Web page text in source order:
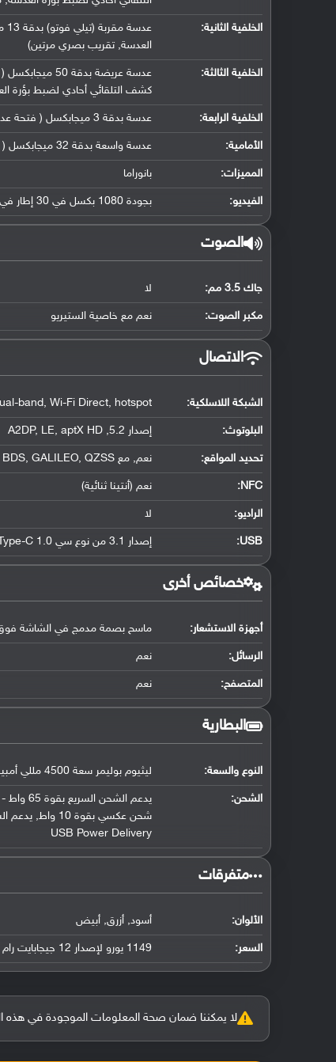
الخلفية الثانية:
العدسة, تقريب بصري مرتين)
الخلفية الثالثة:
كشف التلقائي أحادي لضبط بؤرة
الخلفية الرابعة: عدسة بدقة 3 ميجابكسل ( فتحة عدسة f/3.0, كاميرا ماكرو مخصصة)
الأمامية: عدسة واسعة بدقة 32 ميجابكسل ( فتحة عدسة f/2.4, حجم مستشعر 1/2.8" ( 26 ملم ), حجم بكسل 0.8 مايكرو متر)
المميزات: بانوراما
الفيديو: بجودة 1080 بكسل في 30 إطار في الثانية
الصوت
جاك 3.5 مم: لا
مكبر الصوت: نعم مع خاصية الستيريو
الاتصال
الشبكة اللاسلكية: band, Wi-Fi Direct, hotspot
البلوتوث: إصدار 5.2, A2DP, LE, aptX HD
تحديد المواقع: نعم, مع dual-band A-GPS, GLONASS, BDS, GALILEO, QZSS
NFC
: نعم (أنتينا ثنائية)
الراديو: لا
USB
: إصدار 3.1 من نوع سي Type-C 1.0 منفذ ذو جهتين, مع دعم OTG
خصائص أخرى
أجهزة الاستشعار: ماسح بصمة مدمج في الشاشة فوق
الرسائل: نعم
المتصفح: نعم
البطارية
النوع والسعة: ليثيوم بوليمر سعة 4500 مللي أمبير, غير قابلة للإزالة
الشحن:
USB Power Delivery
‏متفرقات‏
الألوان: أسود, أزرق, أبيض
السعر: 1149 يورو لإصدار 12 جيجابايت رام و 256 جيجابايت سعة تخزين
لا يمكننا ضمان صحة المعلومات الموجودة في هذه الصفحة بنسبة 100%،